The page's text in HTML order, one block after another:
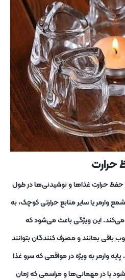
حرارت
حفظ حرارت غذاها و نوشیدنی‌ها در طول
وارمر یا سایر منابع حرارتی کوچک، به
می‌کند. این ویژگی باعث می‌شود که
باقی بمانند و مصرف‌ کنندگان بتوانند
وارمر به ویژه در مواقعی که سرو غذا
یا در مهمانی‌ها و مراسمی که زمان